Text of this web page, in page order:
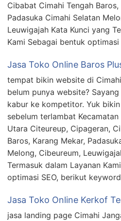
Cibabat Cimahi Tengah Baros,
Padasuka Cimahi Selatan
Leuwigajah Kata Kunci yang
Kami Sebagai bentuk optimasi
Jasa Toko Online Baros
tempat bikin website di
belum punya website?
kabur ke kompetitor. Yuk
sebelum terlambat
Utara Citeureup, Cipageran,
Baros, Karang Mekar,
Melong, Cibeureum,
Termasuk dalam Layanan
optimasi SEO, berikut
Jasa Toko Online Kerkof
jasa landing page Cimahi